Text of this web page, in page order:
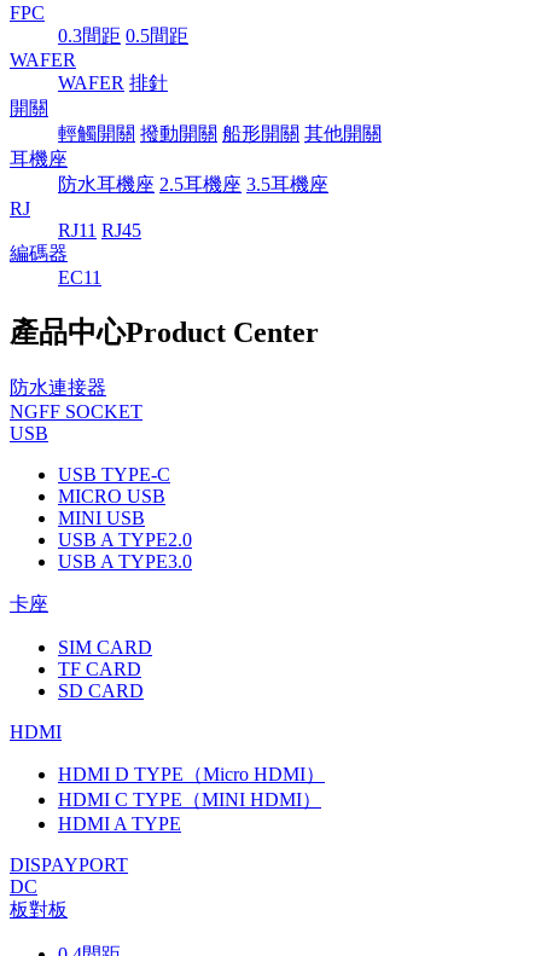
FPC
0.3間距 0.5間距
WAFER
WAFER 排針
開關
輕觸開關 撥動開關 船形開關 其他開關
耳機座
防水耳機座 2.5耳機座 3.5耳機座
RJ
RJ11 RJ45
編碼器
EC11
產品中心Product Center
防水連接器
NGFF SOCKET
USB
USB TYPE-C
MICRO USB
MINI USB
USB A TYPE2.0
USB A TYPE3.0
卡座
SIM CARD
TF CARD
SD CARD
HDMI
HDMI D TYPE（Micro HDMI）
HDMI C TYPE（MINI HDMI）
HDMI A TYPE
DISPAYPORT
DC
板對板